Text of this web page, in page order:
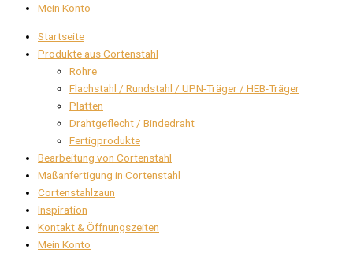
Mein Konto
Startseite
Produkte aus Cortenstahl
Rohre
Flachstahl / Rundstahl / UPN-Träger / HEB-Träger
Platten
Drahtgeflecht / Bindedraht
Fertigprodukte
Bearbeitung von Cortenstahl
Maßanfertigung in Cortenstahl
Cortenstahlzaun
Inspiration
Kontakt & Öffnungszeiten
Mein Konto